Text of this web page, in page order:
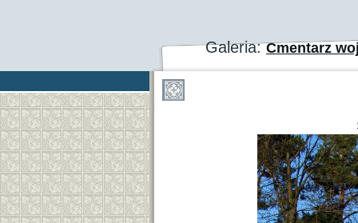
Galeria:Cmentarz